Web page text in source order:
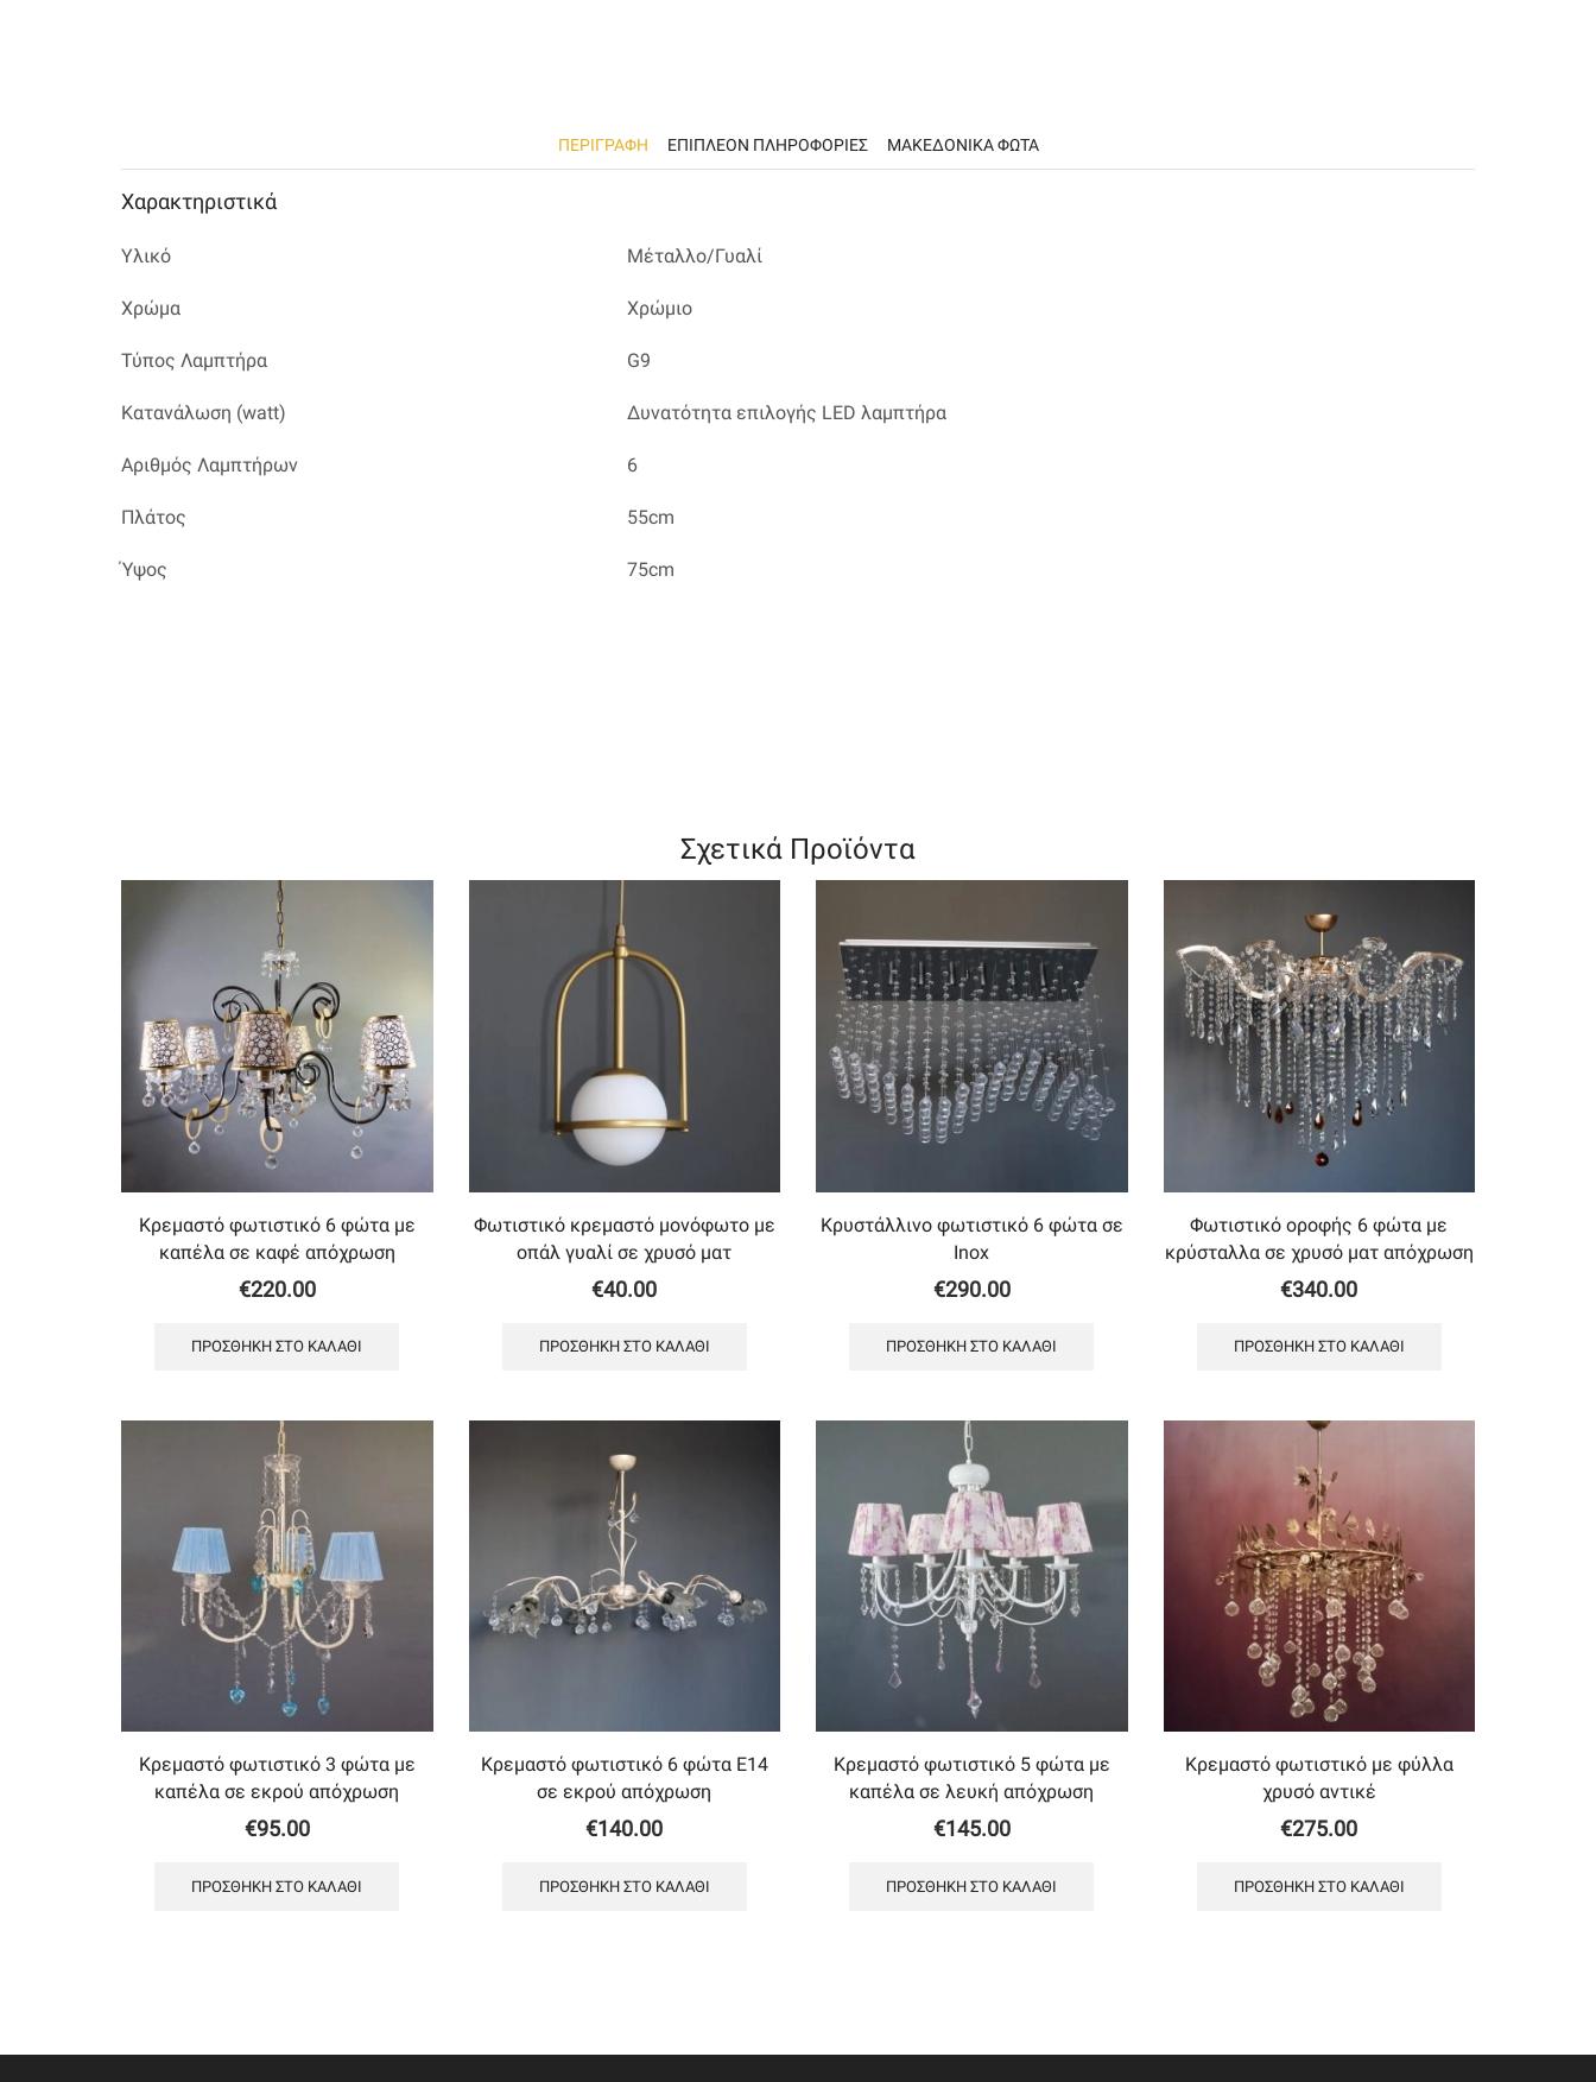
ΠΕΡΙΓΡΑΦΉ ΕΠΙΠΛΈΟΝ ΠΛΗΡΟΦΟΡΊΕΣ ΜΑΚΕΔΟΝΙΚΑ ΦΩΤΑ
Χαρακτηριστικά
Υλικό Μέταλλο/Γυαλί
Χρώμα Χρώμιο
Τύπος Λαμπτήρα G9
Κατανάλωση (watt) Δυνατότητα επιλογής LED λαμπτήρα
Αριθμός Λαμπτήρων 6
Πλάτος 55cm
Ύψος 75cm
Σχετικά Προϊόντα
Κρεμαστό φωτιστικό 6 φώτα με
καπέλα σε καφέ απόχρωση
€220.00
ΠΡΟΣΘΉΚΗ ΣΤΟ ΚΑΛΆΘΙ
Φωτιστικό κρεμαστό μονόφωτο με
οπάλ γυαλί σε χρυσό ματ
€40.00
ΠΡΟΣΘΉΚΗ ΣΤΟ ΚΑΛΆΘΙ
Κρυστάλλινο φωτιστικό 6 φώτα σε
Inox
€290.00
ΠΡΟΣΘΉΚΗ ΣΤΟ ΚΑΛΆΘΙ
Φωτιστικό οροφής 6 φώτα με
κρύσταλλα σε χρυσό ματ απόχρωση
€340.00
ΠΡΟΣΘΉΚΗ ΣΤΟ ΚΑΛΆΘΙ
Κρεμαστό φωτιστικό 3 φώτα με
καπέλα σε εκρού απόχρωση
€95.00
ΠΡΟΣΘΉΚΗ ΣΤΟ ΚΑΛΆΘΙ
Κρεμαστό φωτιστικό 6 φώτα Ε14
σε εκρού απόχρωση
€140.00
ΠΡΟΣΘΉΚΗ ΣΤΟ ΚΑΛΆΘΙ
Κρεμαστό φωτιστικό 5 φώτα με
καπέλα σε λευκή απόχρωση
€145.00
ΠΡΟΣΘΉΚΗ ΣΤΟ ΚΑΛΆΘΙ
Κρεμαστό φωτιστικό με φύλλα
χρυσό αντικέ
€275.00
ΠΡΟΣΘΉΚΗ ΣΤΟ ΚΑΛΆΘΙ